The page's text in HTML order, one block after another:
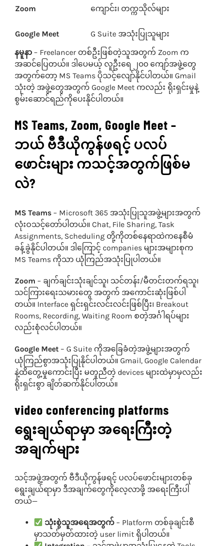
Zoom ကျောင်း၊ တက္ကသိုလ်များ
Google Meet
G Suite အသုံးပြုသူများ
နမူနာ– Freelancer တစ်ဦးဖြစ်တဲ့သူအတွက် Zoom က
အဆင်ပြေတယ်။ ဒါပေမယ့် လူဦးရေ ၂၀၀ ကျော်အဖွဲ့တွေ
အတွက်တော့ MS Teams ပိုသင့်လျော်နိုင်ပါတယ်။ Gmail
သုံးတဲ့ အဖွဲ့တွေအတွက် Google Meet ကလည်း ရိုးရှင်းမှုနဲ့
စွမ်းဆောင်ရည်ကိုပေးနိုင်ပါတယ်။
MS Teams, Zoom, Google Meet –
ဘယ် ဗီဒီယိုကွန်ဖရင့် ပလပ်
ဖောင်းများ ကသင့်အတွက်ဖြစ်မ
လဲ?
MS Teams– Microsoft 365 အသုံးပြုသူအဖွဲ့များအတွက်
လုံးဝသင့်တော်ပါတယ်။ Chat, File Sharing, Task
Assignments, Scheduling တို့ကိုတစ်နေရာထဲကနေစီမံ
ခန့်ခွဲနိုင်ပါတယ်။ ဒါကြောင့် companies များအများစုက
MS Teams ကိုသာ ယုံကြည်အသုံးပြုပါတယ်။
Zoom – ချက်ချင်းသုံးချင်သူ၊ သင်တန်း/မီတင်းတက်ရသူ၊
သင်ကြားရေးသမားတွေ အတွက် အကောင်းဆုံးဖြစ်ပါ
တယ်။ Interface ရှင်းရှင်းလင်းလင်းဖြစ်ပြီး၊ Breakout
Rooms, Recording, Waiting Room စတဲ့အင်္ဂါရပ်များ
လည်းစုံလင်ပါတယ်။
Google Meet– G Suite ကိုအခြေခံတဲ့အဖွဲ့များအတွက်
ယုံကြည်စွာအသုံးပြုနိုင်ပါတယ်။ Gmail, Google Calendar
နဲ့ထိတွေ့မှုကောင်းပြီး မတူညီတဲ့ devices များထဲမှာမှလည်း
ရိုးရှင်းစွာ ချိတ်ဆက်နိုင်ပါတယ်။
video conferencing platforms
ရွေးချယ်ရာမှာ အရေးကြီးတဲ့
အချက်များ
သင့်အဖွဲ့အတွက် ဗီဒီယိုကွန်ဖရင့် ပလပ်ဖောင်းများတစ်ခု
ရွေးချယ်ရာမှာ ဒီအချက်တွေကိုလေ့လာဖို့ အရေးကြီးပါ
တယ်—
သုံးစွဲသူအရေအတွက် – Platform တစ်ခုချင်းစီ
မှာသတ်မှတ်ထားတဲ့ user limit ရှိပါတယ်။